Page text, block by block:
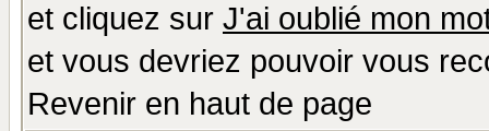
et cliquez sur J'ai oublié mon
et vous devriez pouvoir vous
Revenir en haut de page